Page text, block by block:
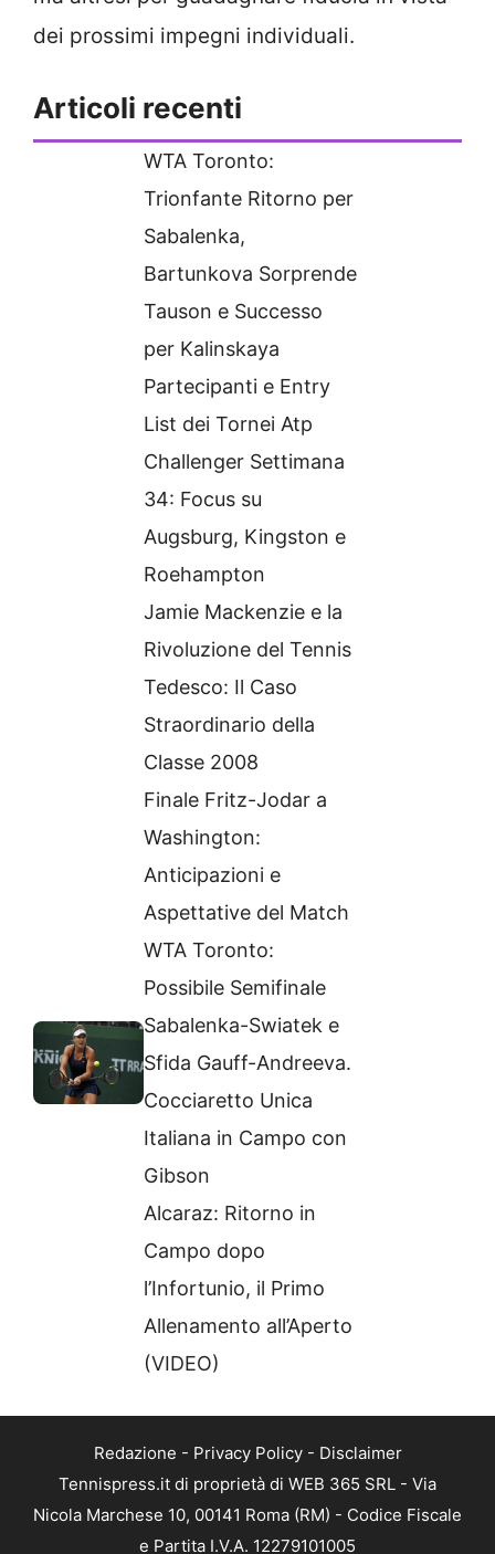
dei prossimi impegni individuali.
Articoli recenti
WTA Toronto:
Trionfante Ritorno per
Sabalenka,
Bartunkova Sorprende
Tauson e Successo
per Kalinskaya
Partecipanti e Entry
List dei Tornei Atp
Challenger Settimana
34: Focus su
Augsburg, Kingston e
Roehampton
Jamie Mackenzie e la
Rivoluzione del Tennis
Tedesco: Il Caso
Straordinario della
Classe 2008
Finale Fritz-Jodar a
Washington:
Anticipazioni e
Aspettative del Match
WTA Toronto:
Possibile Semifinale
Sabalenka-Swiatek e
Sfida Gauff-Andreeva.
Cocciaretto Unica
Italiana in Campo con
Gibson
Alcaraz: Ritorno in
Campo dopo
l’Infortunio, il Primo
Allenamento all’Aperto
(VIDEO)
Redazione - Privacy Policy- Disclaimer
Tennispress.it di proprietà di WEB 365 SRL - Via
Nicola Marchese 10, 00141 Roma (RM) - Codice Fiscale
e Partita I.V.A. 12279101005